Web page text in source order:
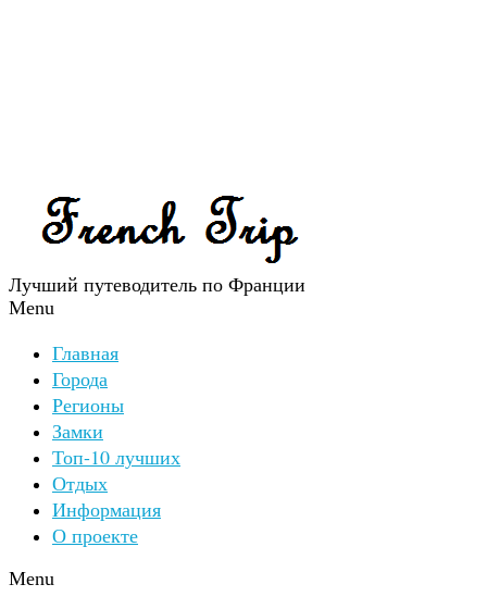
Лучший путеводитель по Франции
Menu
Главная
Города
Регионы
Замки
Топ-10 лучших
Отдых
Информация
О проекте
Menu